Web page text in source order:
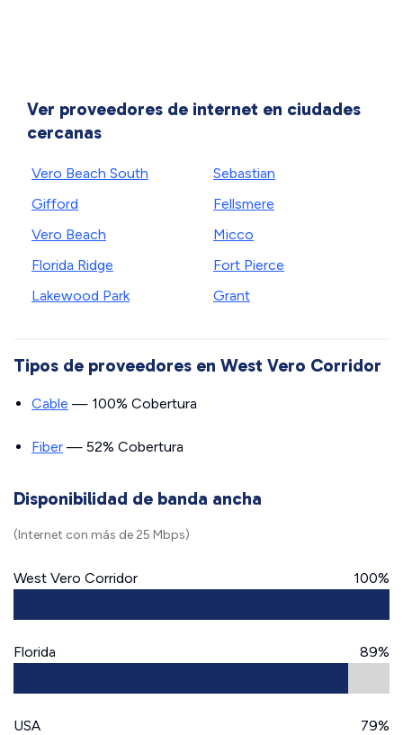
Ver proveedores de internet en ciudades
cercanas
Vero Beach South
Gifford
Vero Beach
Florida Ridge
Lakewood Park
Sebastian
Fellsmere
Micco
Fort Pierce
Grant
Tipos de proveedores en West Vero Corridor
Cable — 100% Cobertura
Fiber — 52% Cobertura
Disponibilidad de banda ancha
(Internet con más de 25 Mbps)
West Vero Corridor 100%
Florida 89%
USA 79%